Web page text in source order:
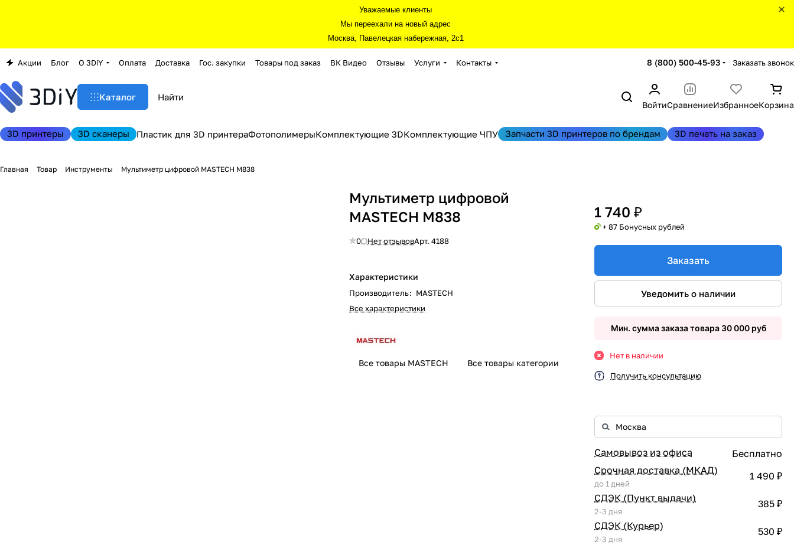
Уважаемые клиенты
Мы переехали на новый адрес
Москва, Павелецкая набережная, 2с1
Акции Блог О 3DiY Оплата Доставка Гос. закупки Товары под заказ ВК Видео Отзывы Услуги Контакты 8 (800) 500-45-93 Заказать звонок
Каталог
ВойтиСравнениеИзбранноеКорзина
3D принтеры 3D сканеры Пластик для 3D принтераФотополимерыКомплектующие 3DКомплектующие ЧПУ Запчасти 3D принтеров по брендам 3D печать на заказ
Главная Товар Инструменты Мультиметр цифровой MASTECH M838
Мультиметр цифровой
MASTECH M838
0 Нет отзывовАрт.4188
Характеристики
Производитель: MASTECH
Все характеристики
Все товары MASTECH Все товары категории
1 740 ₽
+ 87 Бонусных рублей
Заказать
Уведомить о наличии
Мин. сумма заказа товара 30 000 руб
Нет в наличии
Получить консультацию
Самовывоз из офиса
Бесплатно
Срочная доставка (МКАД)
до 1 дней
1 490 ₽
СДЭК (Пункт выдачи)
2-3 дня
385 ₽
СДЭК (Курьер)
2-3 дня
530 ₽